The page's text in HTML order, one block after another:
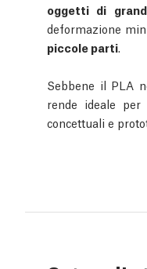
oggetti di
deformazione
piccole parti
Sebbene il PLA
rende ideale
concettuali e